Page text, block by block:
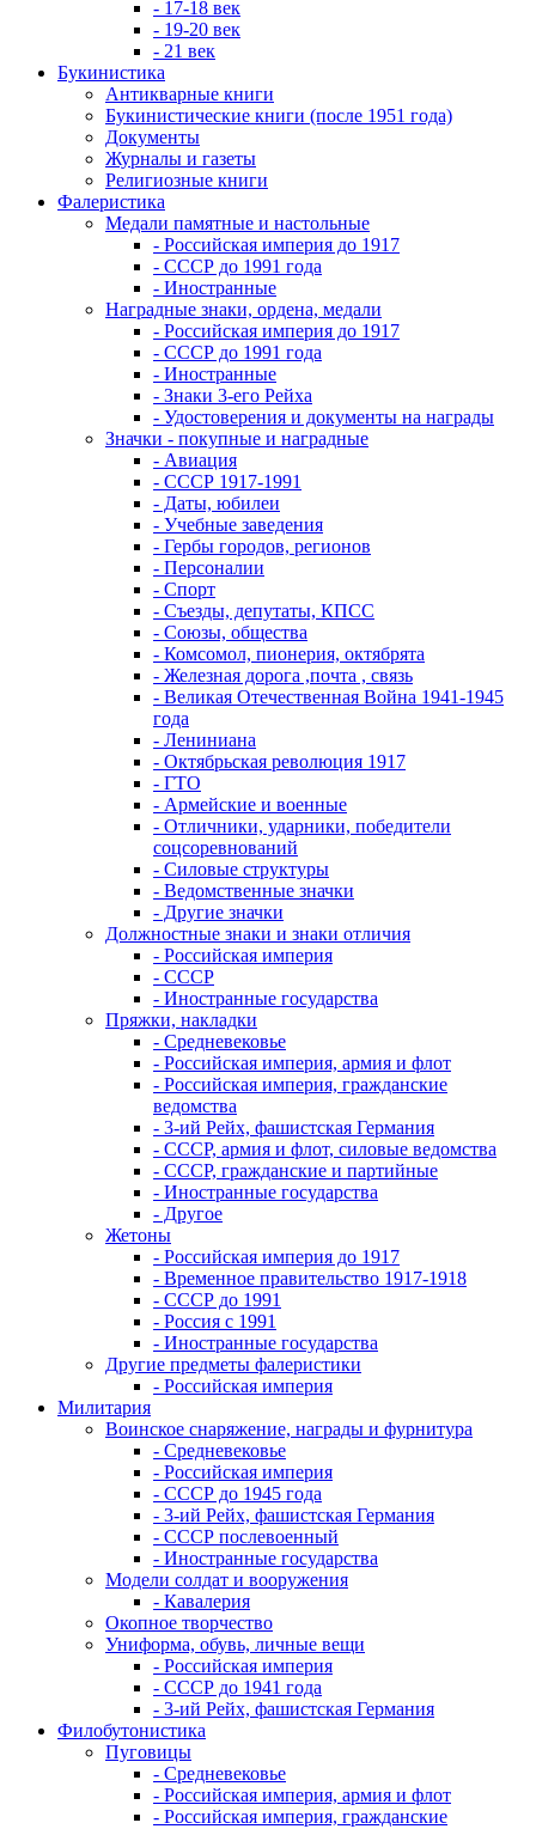
- 17-18 век
- 19-20 век
- 21 век
Букинистика
Антикварные книги
Букинистические книги (после 1951 года)
Документы
Журналы и газеты
Религиозные книги
Фалеристика
Медали памятные и настольные
- Российская империя до 1917
- СССР до 1991 года
- Иностранные
Наградные знаки, ордена, медали
- Российская империя до 1917
- СССР до 1991 года
- Иностранные
- Знаки 3-его Рейха
- Удостоверения и документы на награды
Значки - покупные и наградные
- Авиация
- СССР 1917-1991
- Даты, юбилеи
- Учебные заведения
- Гербы городов, регионов
- Персоналии
- Спорт
- Съезды, депутаты, КПСС
- Союзы, общества
- Комсомол, пионерия, октябрята
- Железная дорога ,почта , связь
- Великая Отечественная Война 1941-1945
года
- Лениниана
- Октябрьская революция 1917
- ГТО
- Армейские и военные
- Отличники, ударники, победители
соцсоревнований
- Силовые структуры
- Ведомственные значки
- Другие значки
Должностные знаки и знаки отличия
- Российская империя
- СССР
- Иностранные государства
Пряжки, накладки
- Средневековье
- Российская империя, армия и флот
- Российская империя, гражданские
ведомства
- 3-ий Рейх, фашистская Германия
- СССР, армия и флот, силовые ведомства
- СССР, гражданские и партийные
- Иностранные государства
- Другое
Жетоны
- Российская империя до 1917
- Временное правительство 1917-1918
- СССР до 1991
- Россия с 1991
- Иностранные государства
Другие предметы фалеристики
- Российская империя
Милитария
Воинское снаряжение, награды и фурнитура
- Средневековье
- Российская империя
- СССР до 1945 года
- 3-ий Рейх, фашистская Германия
- СССР послевоенный
- Иностранные государства
Модели солдат и вооружения
- Кавалерия
Окопное творчество
Униформа, обувь, личные вещи
- Российская империя
- СССР до 1941 года
- 3-ий Рейх, фашистская Германия
Филобутонистика
Пуговицы
- Средневековье
- Российская империя, армия и флот
- Российская империя, гражданские